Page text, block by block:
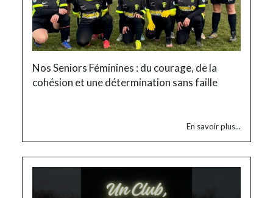
Nos Seniors Féminines : du courage, de la
cohésion et une détermination sans faille
En savoir plus...